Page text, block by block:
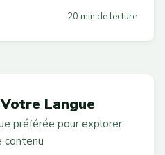
cloud.
20 min de lecture
Langue
préférée pour explorer
contenu